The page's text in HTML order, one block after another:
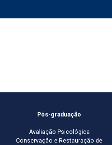
Pós-graduação
Avaliação Psicológica
Conservação e Restauração de